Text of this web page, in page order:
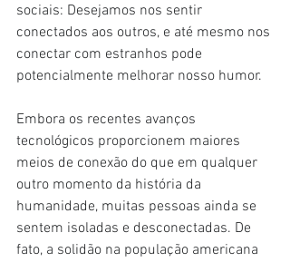
sociais: Desejamos nos sentir
conectados aos outros, e até mesmo nos
conectar com estranhos pode
potencialmente melhorar nosso humor.
Embora os recentes avanços
tecnológicos proporcionem maiores
meios de conexão do que em qualquer
outro momento da história da
humanidade, muitas pessoas ainda se
sentem isoladas e desconectadas. De
fato, a solidão na população americana